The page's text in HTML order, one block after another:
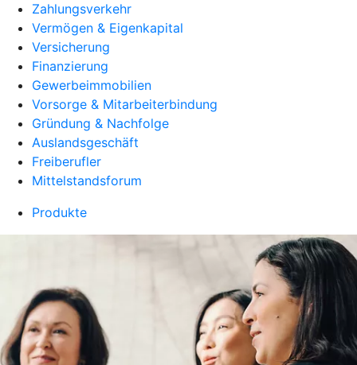
Zahlungsverkehr
Vermögen & Eigenkapital
Versicherung
Finanzierung
Gewerbeimmobilien
Vorsorge & Mitarbeiterbindung
Gründung & Nachfolge
Auslandsgeschäft
Freiberufler
Mittelstandsforum
Produkte